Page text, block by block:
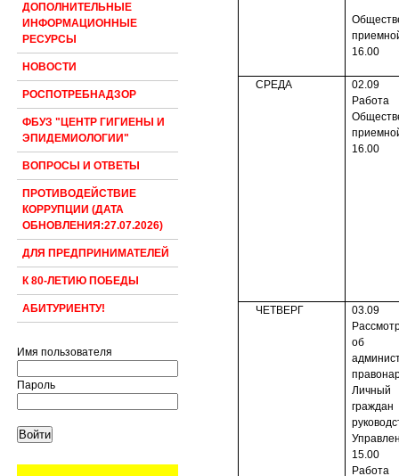
ДОПОЛНИТЕЛЬНЫЕ
ИНФОРМАЦИОННЫЕ
РЕСУРСЫ
НОВОСТИ
РОСПОТРЕБНАДЗОР
ФБУЗ "ЦЕНТР ГИГИЕНЫ И
ЭПИДЕМИОЛОГИИ"
ВОПРОСЫ И ОТВЕТЫ
ПРОТИВОДЕЙСТВИЕ
КОРРУПЦИИ (ДАТА
ОБНОВЛЕНИЯ:27.07.2026)
ДЛЯ ПРЕДПРИНИМАТЕЛЕЙ
К 80-ЛЕТИЮ ПОБЕДЫ
АБИТУРИЕНТУ!
Имя пользователя
Пароль
16.00
СРЕДА
02.09
Работа
16.00
ЧЕТВЕРГ
03.09
об
граждан
15.00
Работа